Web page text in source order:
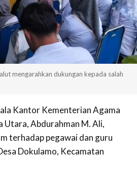
mengarahkan dukungan kepada salah
Kantor Kementerian Agama
Utara, Abdurahman M. Ali,
terhadap pegawai dan guru
Dokulamo, Kecamatan